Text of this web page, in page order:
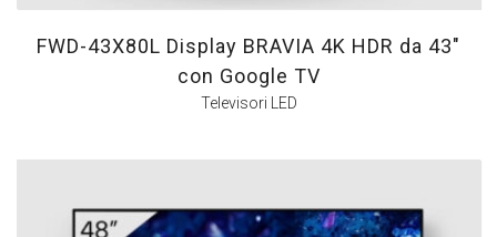
FWD-43X80L Display BRAVIA 4K HDR da 43″
con Google TV
Televisori LED